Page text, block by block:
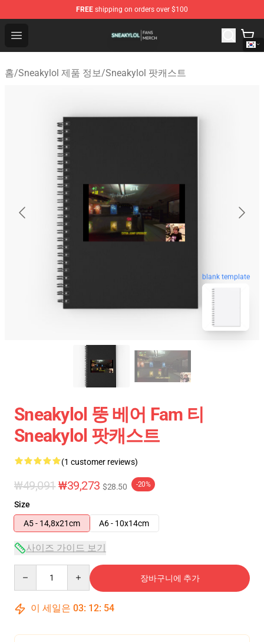
FREE shipping on orders over $100
Open menu
Sneakylol Shop - Official Sneakylol Merchandise Store
홈/Sneakylol 제품 정보/Sneakylol 팟캐스트
blank template
Sneakylol 뚱 베어 Fam 티
Sneakylol 팟캐스트
(1 customer reviews)
₩49,091 ₩39,273 $28.50 -20%
Size
A5 - 14,8x21cm
A6 - 10x14cm
사이즈 가이드 보기
장바구니에 추가
이 세일은 03: 12: 53